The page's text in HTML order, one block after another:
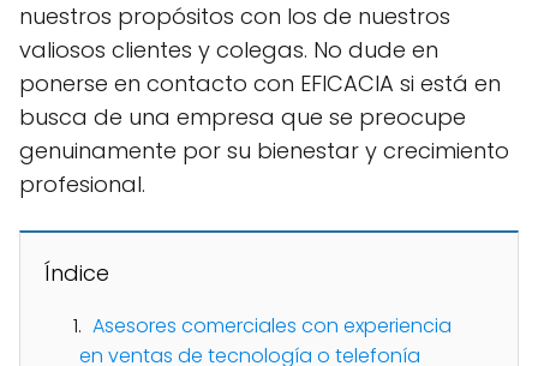
nuestros propósitos con los de nuestros
valiosos clientes y colegas. No dude en
ponerse en contacto con EFICACIA si está en
busca de una empresa que se preocupe
genuinamente por su bienestar y crecimiento
profesional.
Índice
Asesores comerciales con experiencia
en ventas de tecnología o telefonía